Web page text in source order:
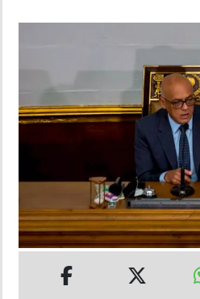
MULTIMEDIA
IMPRESO